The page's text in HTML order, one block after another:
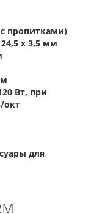
пропитками)
х 3,5 мм
Вт, при
окт
для